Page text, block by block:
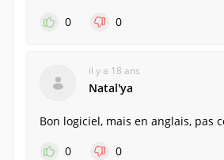
0
0
il y a 18 ans
Natalʹya
Bon logiciel, mais en anglais, pas
0
0